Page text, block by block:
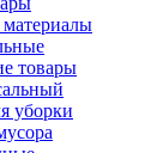
товары
уборки